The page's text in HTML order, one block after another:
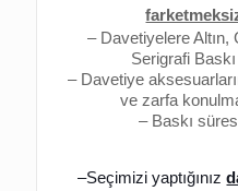
– Davetiyelere
Serigrafi
– Davetiye
ve zarfa
– Baskı
–Seçimizi yaptığınız